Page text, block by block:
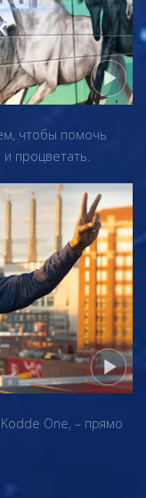
чтобы помочь
процветать.
One, – прямо